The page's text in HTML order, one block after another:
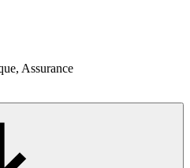
Assurance